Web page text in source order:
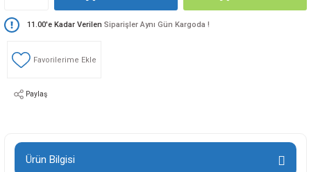
11.00'e Kadar Verilen Siparişler Aynı Gün Kargoda !
Paylaş
Ürün Bilgisi